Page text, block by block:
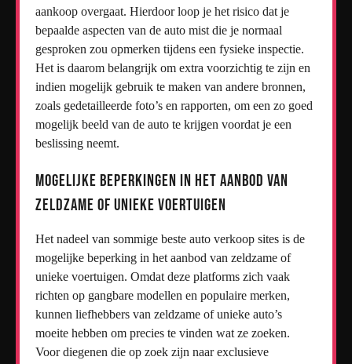
aankoop overgaat. Hierdoor loop je het risico dat je
bepaalde aspecten van de auto mist die je normaal
gesproken zou opmerken tijdens een fysieke inspectie.
Het is daarom belangrijk om extra voorzichtig te zijn en
indien mogelijk gebruik te maken van andere bronnen,
zoals gedetailleerde foto’s en rapporten, om een zo goed
mogelijk beeld van de auto te krijgen voordat je een
beslissing neemt.
Mogelijke beperkingen in het aanbod van
zeldzame of unieke voertuigen
Het nadeel van sommige beste auto verkoop sites is de
mogelijke beperking in het aanbod van zeldzame of
unieke voertuigen. Omdat deze platforms zich vaak
richten op gangbare modellen en populaire merken,
kunnen liefhebbers van zeldzame of unieke auto’s
moeite hebben om precies te vinden wat ze zoeken.
Voor diegenen die op zoek zijn naar exclusieve